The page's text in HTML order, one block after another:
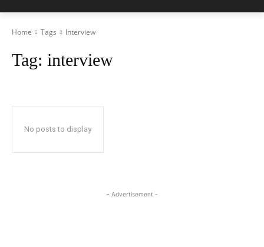
Home Tags Interview
Tag: interview
No posts to display
- Advertisement -